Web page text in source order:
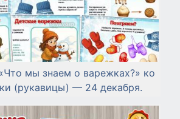
мы знаем о варежках?» ко
(рукавицы) — 24 декабря.